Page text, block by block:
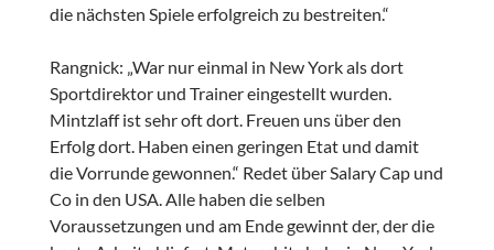
die nächsten Spiele erfolgreich zu bestreiten.“
Rangnick: „War nur einmal in New York als dort
Sportdirektor und Trainer eingestellt wurden.
Mintzlaff ist sehr oft dort. Freuen uns über den
Erfolg dort. Haben einen geringen Etat und damit
die Vorrunde gewonnen.“ Redet über Salary Cap und
Co in den USA. Alle haben die selben
Voraussetzungen und am Ende gewinnt der, der die